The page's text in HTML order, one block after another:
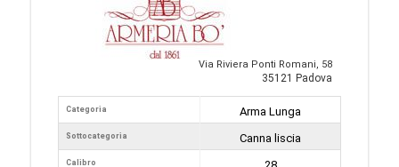
Via Riviera Ponti Romani, 58
35121 Padova
Categoria
Sottocategoria
Calibro
Arma Lunga
Canna liscia